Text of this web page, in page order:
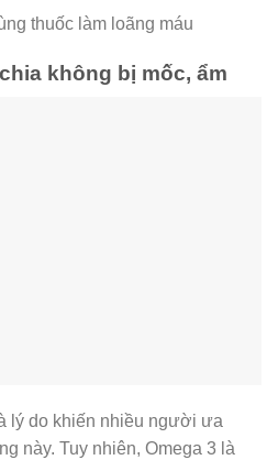
thuốc làm loãng máu
không bị mốc, ẩm
lý do khiến nhiều người ưa
này. Tuy nhiên, Omega 3 là